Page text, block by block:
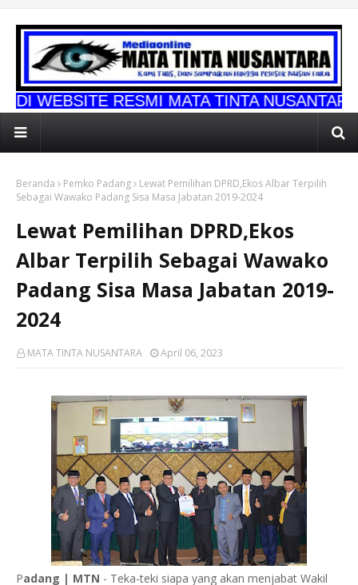
MATA TINTA NUSANTARA
Beranda Pemko Padang
Lewat Pemilihan DPRD,Ekos Albar Terpilih
Sebagai Wawako Padang Sisa Masa Jabatan 2019-2024
Lewat Pemilihan DPRD,Ekos
Albar Terpilih Sebagai Wawako
Padang Sisa Masa Jabatan 2019-
2024
MATA TINTA NUSANTARA April 06, 2023
Padang | MTN - Teka-teki siapa yang akan menjabat Wakil